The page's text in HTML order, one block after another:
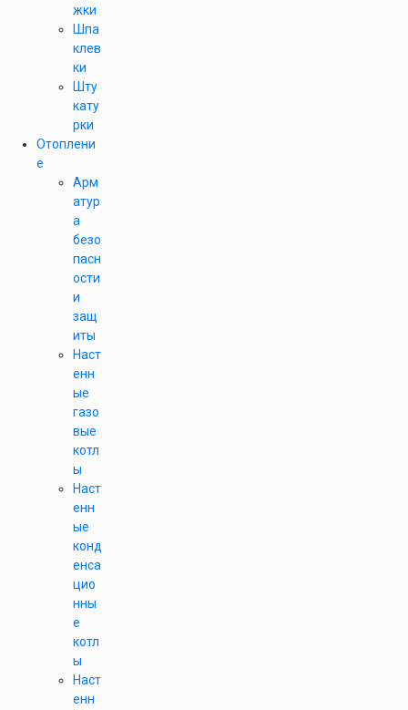
жки
Шпа
клев
ки
Шту
кату
рки
Отоплени
е
Арм
атур
а
безо
пасн
ости
и
защ
иты
Наст
енн
ые
газо
вые
котл
ы
Наст
енн
ые
конд
енса
цио
нны
е
котл
ы
Наст
енн